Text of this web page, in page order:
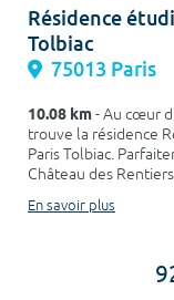
Résidence
Tolbiac
75013 Paris
10.08 km- Au cœur
trouve la résidence
Paris Tolbiac.
Château des
En savoir plus